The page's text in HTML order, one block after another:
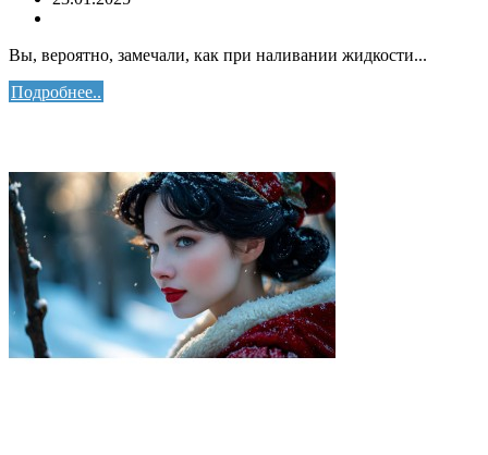
Вы, вероятно, замечали, как при наливании жидкости...
Подробнее..